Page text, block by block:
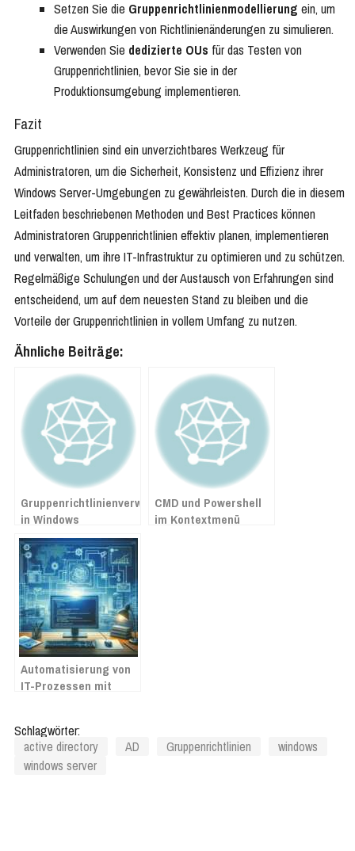
Setzen Sie die Gruppenrichtlinienmodellierung ein, um
die Auswirkungen von Richtlinienänderungen zu simulieren.
Verwenden Sie dedizierte OUs für das Testen von
Gruppenrichtlinien, bevor Sie sie in der
Produktionsumgebung implementieren.
Fazit
Gruppenrichtlinien sind ein unverzichtbares Werkzeug für
Administratoren, um die Sicherheit, Konsistenz und Effizienz ihrer
Windows Server-Umgebungen zu gewährleisten. Durch die in diesem
Leitfaden beschriebenen Methoden und Best Practices können
Administratoren Gruppenrichtlinien effektiv planen, implementieren
und verwalten, um ihre IT-Infrastruktur zu optimieren und zu schützen.
Regelmäßige Schulungen und der Austausch von Erfahrungen sind
entscheidend, um auf dem neuesten Stand zu bleiben und die
Vorteile der Gruppenrichtlinien in vollem Umfang zu nutzen.
Ähnliche Beiträge:
Gruppenrichtlinienverwaltung
in Windows
CMD und Powershell
im Kontextmenü
Automatisierung von
IT-Prozessen mit
Schlagwörter:
active directory
AD Gruppenrichtlinien
windows
windows server